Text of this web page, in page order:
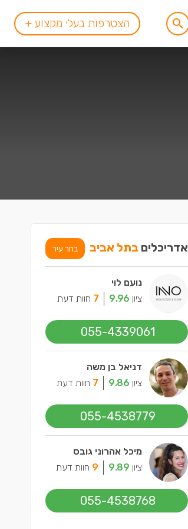
הצטרפות בעלי מקצוע +
אדריכלים בתל אביב בחר עיר
נועם לוי
ציון 9.96
7 חוות דעת
055-4339061
דניאל בן משה
ציון 9.86
7 חוות דעת
055-4538779
מיכל אהרוני גובס
ציון 9.89
9 חוות דעת
055-4538768